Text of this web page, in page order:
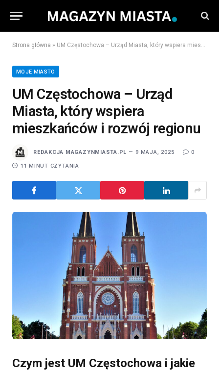
Strona główna » UM Częstochowa – Urząd Miasta, który wspiera mieszkańców i rozwój regionu
MOJE MIASTO
UM Częstochowa – Urząd
Miasta, który wspiera
mieszkańców i rozwój regionu
REDAKCJA MAGAZYNMIASTA.PL 9 MAJA, 2025 0
11 MINUT CZYTANIA
Czym jest UM Częstochowa i jakie